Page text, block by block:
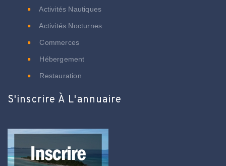
Activités Nautiques
Activités Nocturnes
Commerces
Hébergement
Restauration
S'inscrire À L'annuaire